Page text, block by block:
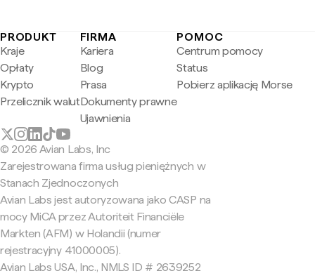
PRODUKT
Kraje
Opłaty
Krypto
Przelicznik walut
FIRMA
Kariera
Blog
Prasa
Dokumenty prawne
Ujawnienia
POMOC
Centrum pomocy
Status
Pobierz aplikację Morse
© 2026 Avian Labs, Inc
Zarejestrowana firma usług pieniężnych w
Stanach Zjednoczonych
Avian Labs jest autoryzowana jako CASP na
mocy MiCA przez Autoriteit Financiële
Markten (AFM) w Holandii (numer
rejestracyjny 41000005).
Avian Labs USA, Inc., NMLS ID # 2639252